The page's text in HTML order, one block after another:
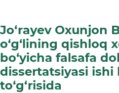
Jo‘rayev Oxunjon
o‘g‘lining qishloq
bо‘yicha falsafa
dissertatsiyasi ishi
tо‘g‘risida